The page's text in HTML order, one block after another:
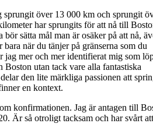
sprungit över 13 000 km och sprungit
har sprungits för att nå till
bör sätta mål man är osäker på att nå,
när du tänjer på gränserna som du
jag mer och mer identifierat mig som
Boston utan tack vare alla fantastiska
den lite märkliga passionen att
en kontext.
konfirmationen. Jag är antagen till
Är så otroligt tacksam och har svårt